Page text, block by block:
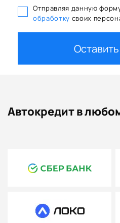
Отправляя данную
обработку своих
Автокредит в